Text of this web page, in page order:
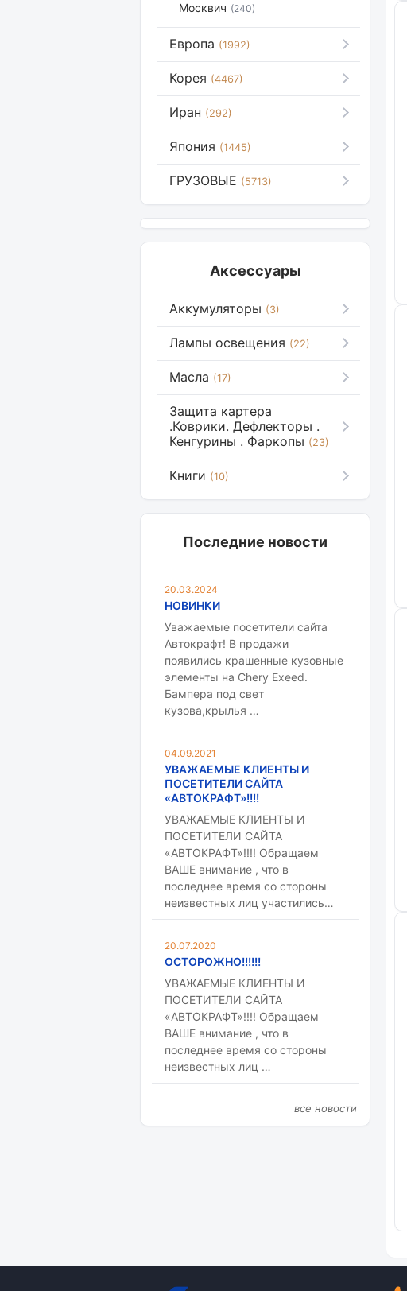
Москвич (240)
Европа (1992)
Корея (4467)
Иран (292)
Япония (1445)
ГРУЗОВЫЕ (5713)
Аксессуары
Аккумуляторы (3)
Лампы освещения (22)
Масла (17)
Защита картера
.Коврики. Дефлекторы .
Кенгурины . Фаркопы (23)
Книги (10)
Последние новости
20.03.2024
НОВИНКИ
Уважаемые посетители сайта
Автокрафт! В продажи
появились крашенные кузовные
элементы на Chery Exeed.
Бампера под свет
кузова,крылья …
04.09.2021
УВАЖАЕМЫЕ КЛИЕНТЫ И
ПОСЕТИТЕЛИ САЙТА
«АВТОКРАФТ»!!!!
УВАЖАЕМЫЕ КЛИЕНТЫ И
ПОСЕТИТЕЛИ САЙТА
«АВТОКРАФТ»!!!! Обращаем
ВАШЕ внимание , что в
последнее время со стороны
неизвестных лиц участились…
20.07.2020
ОСТОРОЖНО!!!!!!
УВАЖАЕМЫЕ КЛИЕНТЫ И
ПОСЕТИТЕЛИ САЙТА
«АВТОКРАФТ»!!!! Обращаем
ВАШЕ внимание , что в
последнее время со стороны
неизвестных лиц …
все новости